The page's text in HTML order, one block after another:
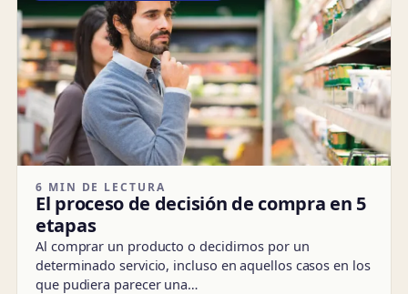
6 MIN DE LECTURA
El proceso de decisión de compra en 5
etapas
Al comprar un producto o decidirnos por un
determinado servicio, incluso en aquellos casos en los
que pudiera parecer una…